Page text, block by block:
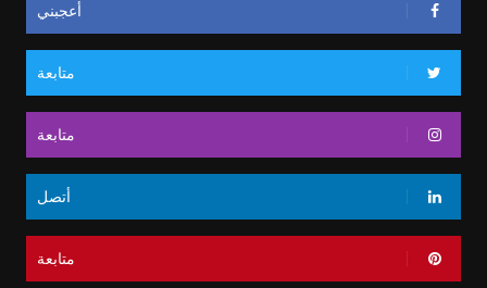
أعجبني
متابعة
متابعة
أتصل
متابعة